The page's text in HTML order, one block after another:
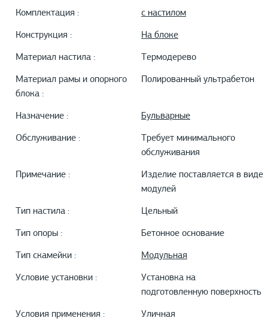
Комплектация : с настилом
Конструкция : На блоке
Материал настила : Термодерево
Материал рамы и опорного
блока :
Полированный ультрабетон
Назначение : Бульварные
Обслуживание :
Требует минимального
обслуживания
Примечание :
Изделие поставляется в виде
модулей
Тип настила : Цельный
Тип опоры : Бетонное основание
Тип скамейки : Модульная
Условие установки :
Установка на
подготовленную поверхность
Условия применения : Уличная